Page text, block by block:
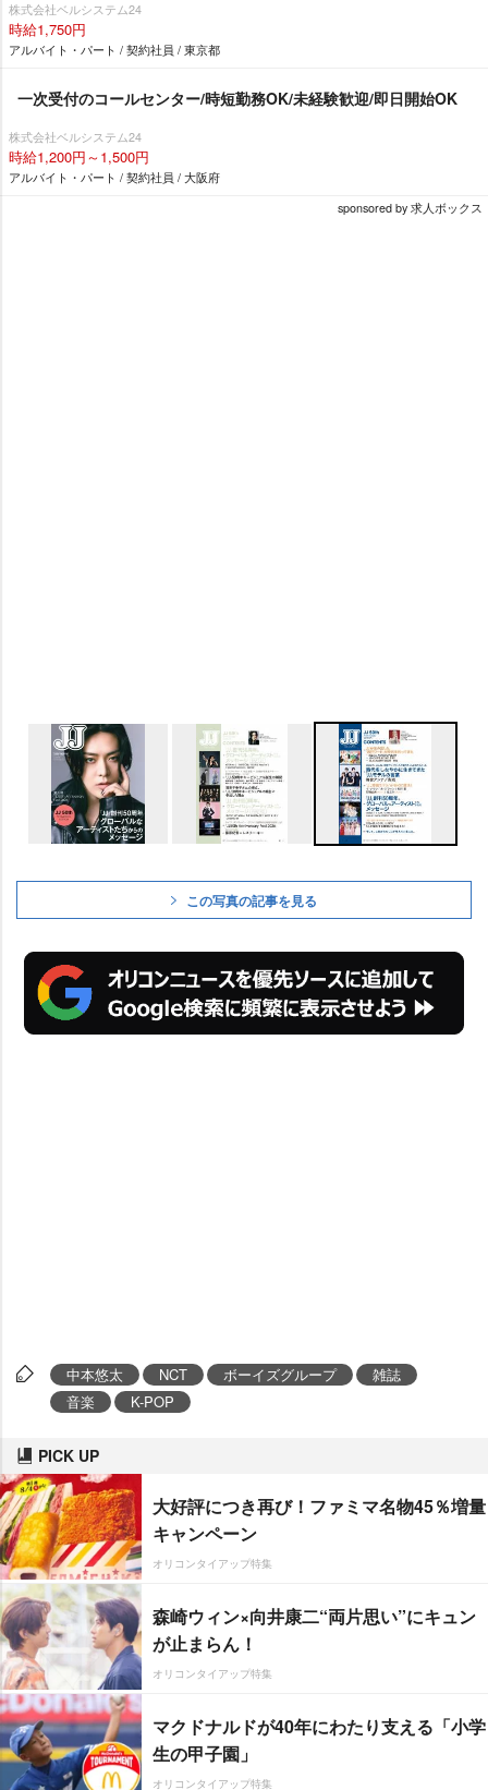
株式会社ベルシステム24
時給1,750円
アルバイト・パート / 契約社員 / 東京都
一次受付のコールセンター/時短勤務OK/未経験歓迎/即日開始OK
株式会社ベルシステム24
時給1,200円～1,500円
アルバイト・パート / 契約社員 / 大阪府
sponsored by 求人ボックス
この写真の記事を見る
中本悠太 NCT ボーイズグループ
雑誌
音楽
K-POP
PICK UP
大好評につき再び！ファミマ名物45％増量
キャンペーン
オリコンタイアップ特集
森崎ウィン×向井康二“両片思い”にキュン
が止まらん！
オリコンタイアップ特集
マクドナルドが40年にわたり支える「小学
生の甲子園」
オリコンタイアップ特集